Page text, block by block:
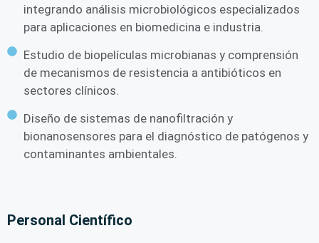
integrando análisis microbiológicos especializados
para aplicaciones en biomedicina e industria.
Estudio de biopelículas microbianas y comprensión
de mecanismos de resistencia a antibióticos en
sectores clínicos.
Diseño de sistemas de nanofiltración y
bionanosensores para el diagnóstico de patógenos y
contaminantes ambientales.
Personal Científico